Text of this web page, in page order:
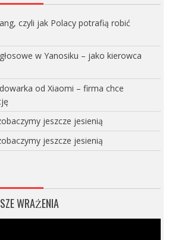
czyli jak Polacy potrafią robić
w Yanosiku – jako kierowca
od Xiaomi – firma chce
jeszcze jesienią
jeszcze jesienią
WRAŻENIA